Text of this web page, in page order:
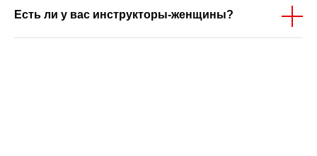
Есть ли у вас инструкторы-женщины?